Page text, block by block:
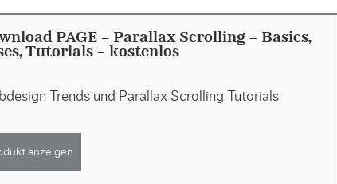
PAGE - Parallax Scrolling – Basics,
Tutorials - kostenlos
Trends und Parallax Scrolling Tutorials
anzeigen